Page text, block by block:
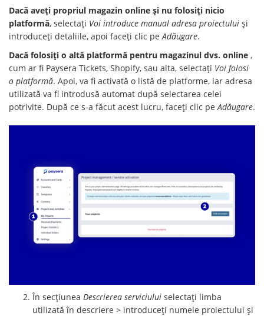
Dacă aveți propriul magazin online și nu folosiți nicio
platformă, selectați Voi introduce manual adresa proiectului și
introduceți detaliile, apoi faceți clic peAdăugare.
Dacă folosiți o altă platformă pentru magazinul dvs. online ,
cum ar fi Paysera Tickets, Shopify, sau alta, selectați Voi folosi
o platformă. Apoi, va fi activată o listă de platforme, iar adresa
utilizată va fi introdusă automat după selectarea celei
potrivite. După ce s-a făcut acest lucru, faceți clic peAdăugare.
În secțiunea Descrierea serviciului selectați limba
utilizată în descriere > introduceți numele proiectului și